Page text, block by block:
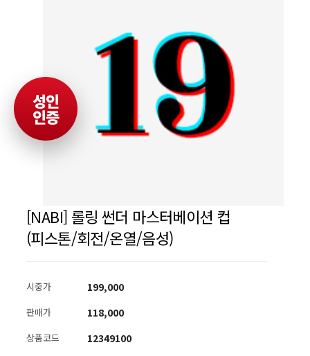
[NABI] 롤링 썬더 마스터베이션 컵
(피스톤/회전/온열/음성)
시중가 199,000
판매가 118,000
상품코드 12349100
성인
인증